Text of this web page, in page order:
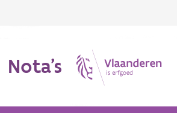
Nota's